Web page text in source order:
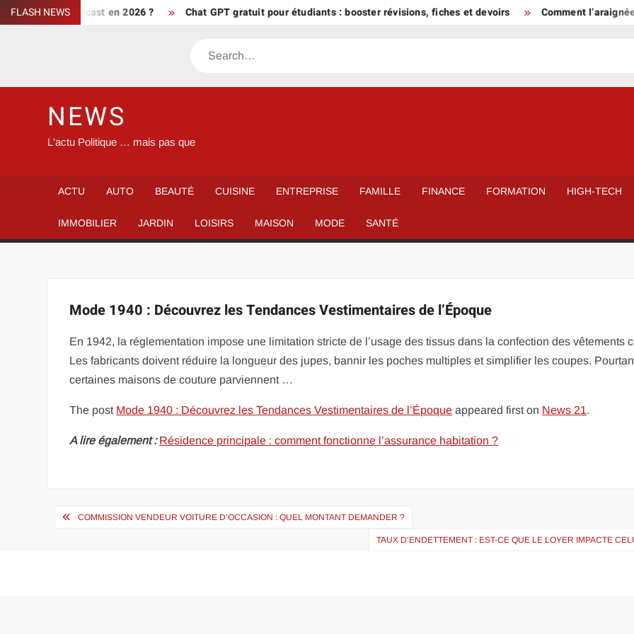
Skip
to
FLASH NEWS
Têtes podcast en 2026 ? Chat GPT gratuit pour étudiants : booster révisions, fiches et devoirs Comment
Search
NEWS
L'actu Politique … mais pas que
ACTU AUTO BEAUTÉ CUISINE ENTREPRISE FAMILLE FINANCE FORMATION HIGH-TECH
IMMOBILIER JARDIN LOISIRS MAISON MODE SANTÉ
Mode 1940 : Découvrez les Tendances Vestimentaires de l’Époque
En 1942, la réglementation impose une limitation stricte de l’usage des tissus dans la confection des vêtements
Les fabricants doivent réduire la longueur des jupes, bannir les poches multiples et simplifier les coupes.
certaines maisons de couture parviennent …
The post Mode 1940 : Découvrez les Tendances Vestimentaires de l’Époque appeared first on News 21.
A lire également : Résidence principale : comment fonctionne l’assurance habitation ?
Navigation
COMMISSION VENDEUR VOITURE D’OCCASION : QUEL MONTANT DEMANDER ?
TAUX D’ENDETTEMENT : EST-CE QUE LE LOYER IMPACTE